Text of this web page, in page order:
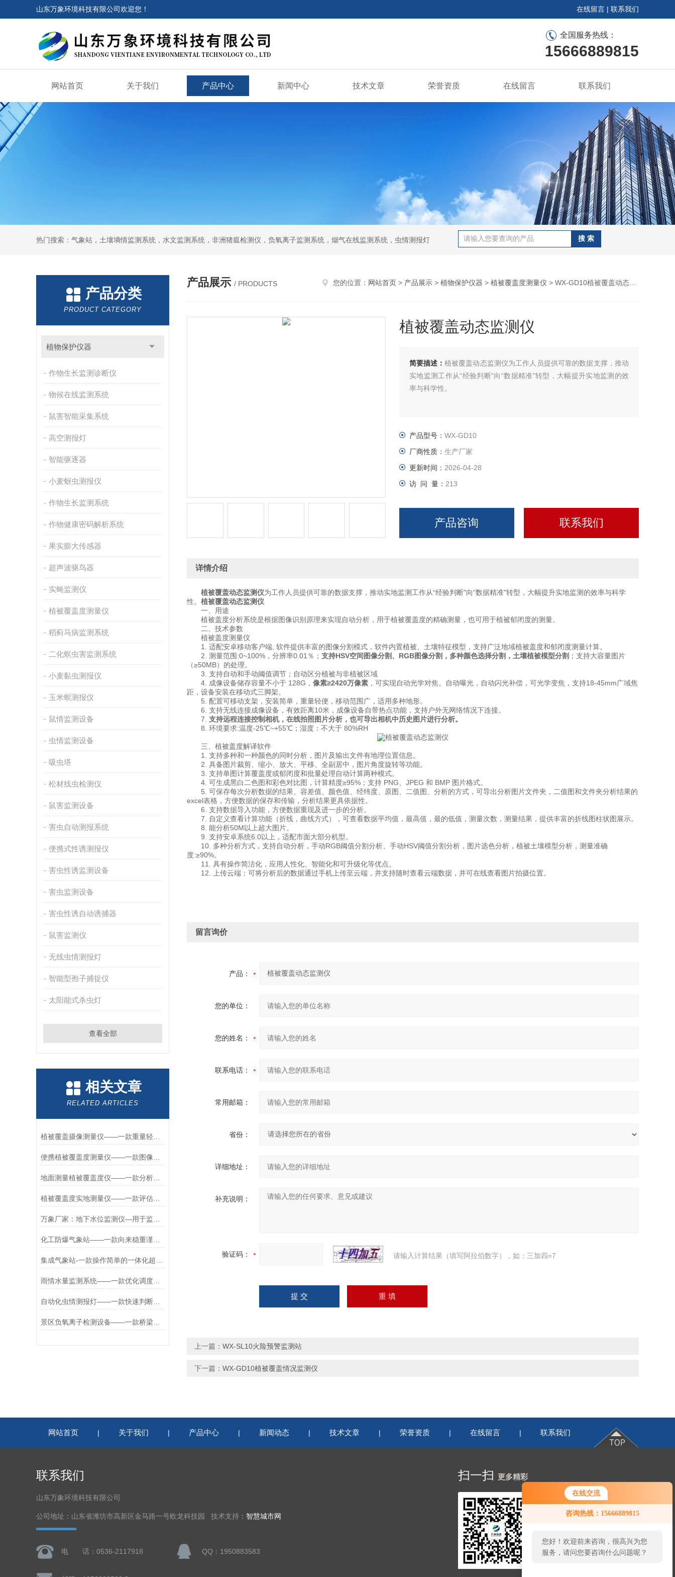
在线交流
咨询热线：15666889815
您好！欢迎前来咨询，很高兴为您
服务，请问您要咨询什么问题呢？
山东万象环境科技有限公司欢迎您！ 在线留言 | 联系我们
全国服务热线：
15666889815
网站首页 关于我们 产品中心 新闻中心 技术文章 荣誉资质 在线留言 联系我们
热门搜索：气象站，土壤墒情监测系统，水文监测系统，非洲猪瘟检测仪，负氧离子监测系统，烟气在线监测系统，虫情测报灯
产品分类
PRODUCT CATEGORY
植物保护仪器
作物生长监测诊断仪
物候在线监测系统
鼠害智能采集系统
高空测报灯
智能驱逐器
小麦蚜虫测报仪
作物生长监测系统
作物健康密码解析系统
果实膨大传感器
超声波驱鸟器
实蝇监测仪
植被覆盖度测量仪
稻蓟马病监测系统
二化螟虫害监测系统
小麦黏虫测报仪
玉米螟测报仪
鼠情监测设备
虫情监测设备
吸虫塔
松材线虫检测仪
鼠害监测设备
害虫自动测报系统
便携式性诱测报仪
害虫性诱监测设备
害虫监测设备
害虫性诱自动诱捕器
鼠害监测仪
无线虫情测报灯
智能型孢子捕捉仪
太阳能式杀虫灯
查看全部
相关文章
RELATED ARTICLES
地面测量植被覆盖度仪——一款分析评估的草原植被覆盖度测量仪2026+派+送
植被覆盖度实地测量仪——一款评估生态的山体植被覆盖度测量仪2026+派+送
化工防爆气象站——一款向来稳重谨慎的防爆一体化气象仪
雨情水量监测系统——一款优化调度策略的水情雨情监测系统2025+派+送
自动化虫情测报灯——一款快速判断的智能虫情监测测报灯2026+派+送
产品展示 / PRODUCTS 您的位置： 网站首页 > 产品展示 > 植物保护仪器 > 植被覆盖度测量仪 > WX-GD10植被覆盖动态监测仪
植被覆盖动态监测仪
简要描述： 植被覆盖动态监测仪为工作人员提供可靠的数据支撑，推动
实地监测工作从“经验判断"向“数据精准"转型，大幅提升实地监测的效
率与科学性。
产品型号： WX-GD10
厂商性质： 生产厂家
更新时间： 2026-04-28
访 问 量： 213
产品咨询 联系我们
详情介绍
植被覆盖动态监测仪为工作人员提供可靠的数据支撑，推动实地监测工作从“经验判断"向“数据精准"转型，大幅提升实地监测的效率与科学
性。 植被覆盖动态监测仪
一、用途
植被盖度分析系统是根据图像识别原理来实现自动分析，用于植被覆盖度的精确测量，也可用于植被郁闭度的测量。
二、技术参数
植被盖度测量仪
1. 适配安卓移动客户端, 软件提供丰富的图像分割模式，软件内置植被、土壤特征模型，支持广泛地域植被盖度和郁闭度测量计算。
2. 测量范围:0~100%，分辨率0.01％； 支持HSV空间图像分割、RGB图像分割，多种颜色选择分割，土壤植被模型分割 ；支持大容量图片
（≥50MB）的处理。
3. 支持自动和手动阈值调节；自动区分植被与非植被区域
4. 成像设备储存容量不小于 128G， 像素≥2420万像素 ，可实现自动光学对焦。自动曝光，自动闪光补偿，可光学变焦，支持18-45mm广域焦
距，设备安装在移动式三脚架。
5. 配置可移动支架，安装简单，重量轻便，移动范围广，适用多种地形。
6. 支持无线连接成像设备，有效距离10米，成像设备自带热点功能，支持户外无网络情况下连接。
7. 支持远程连接控制相机，在线拍照图片分析，也可导出相机中历史图片进行分析。
8. 环境要求:温度-25℃~+55℃；湿度：不大于 80%RH
三、植被盖度解译软件
1. 支持多种和一种颜色的同时分析，图片及输出文件有地理位置信息。
2. 具备图片裁剪、缩小、放大、平移、全副居中，图片角度旋转等功能。
3. 支持单图计算覆盖度或郁闭度和批量处理自动计算两种模式。
4. 可生成黑白二色图和彩色对比图，计算精度≥95%；支持 PNG、JPEG 和 BMP 图片格式。
5. 可保存每次分析数据的结果、容差值、颜色值、经纬度、原图、二值图、分析的方式，可导出分析图片文件夹，二值图和文件夹分析结果的
excel表格，方便数据的保存和传输，分析结果更具依据性。
6. 支持数据导入功能，方便数据重现及进一步的分析。
7. 自定义查看计算功能（折线，曲线方式），可查看数据平均值，最高值，最的低值，测量次数，测量结果，提供丰富的折线图柱状图展示。
8. 能分析50M以上超大图片。
9. 支持安卓系统6.0以上，适配市面大部分机型。
10. 多种分析方式，支持自动分析，手动RGB阈值分割分析、手动HSV阈值分割分析，图片选色分析，植被土壤模型分析，测量准确
度:≥90%。
11. 具有操作简洁化，应用人性化、智能化和可升级化等优点。
12. 上传云端：可将分析后的数据通过手机上传至云端，并支持随时查看云端数据，并可在线查看图片拍摄位置。
留言询价
产品：
您的单位：
您的姓名：
联系电话：
常用邮箱：
省份：
详细地址：
补充说明：
验证码： 请输入计算结果（填写阿拉伯数字），如：三加四=7
上一篇： WX-SL10火险预警监测站
下一篇： WX-GD10植被覆盖情况监测仪
网站首页 | 关于我们 | 产品中心 | 新闻动态 | 技术文章 | 荣誉资质 | 在线留言 | 联系我们
联系我们
山东万象环境科技有限公司
公司地址：山东省潍坊市高新区金马路一号欧龙科技园 技术支持： 智慧城市网
电 话：0536-2117918 QQ：1950883583
扫一扫 更多精彩